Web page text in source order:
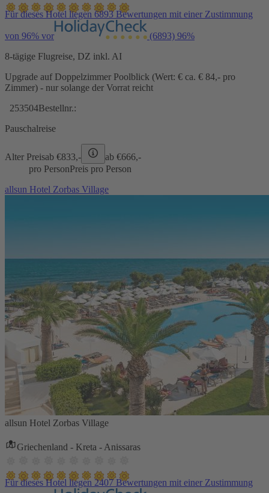
Für dieses Hotel liegen 6893 Bewertungen mit einer Zustimmung
von 96% vor (6893) 96%
8-tägige Flugreise, DZ inkl. AI
Upgrade auf Doppelzimmer Poolblick (Wert: € ca. € 84,- pro
Zimmer) - nur solange der Vorrat reicht
253504Bestellnr.:
Pauschalreise
Alter Preisab €833,- ab €666,-
pro PersonPreis pro Person
allsun Hotel Zorbas Village
allsun Hotel Zorbas Village
Griechenland - Kreta - Anissaras
Für dieses Hotel liegen 2407 Bewertungen mit einer Zustimmung